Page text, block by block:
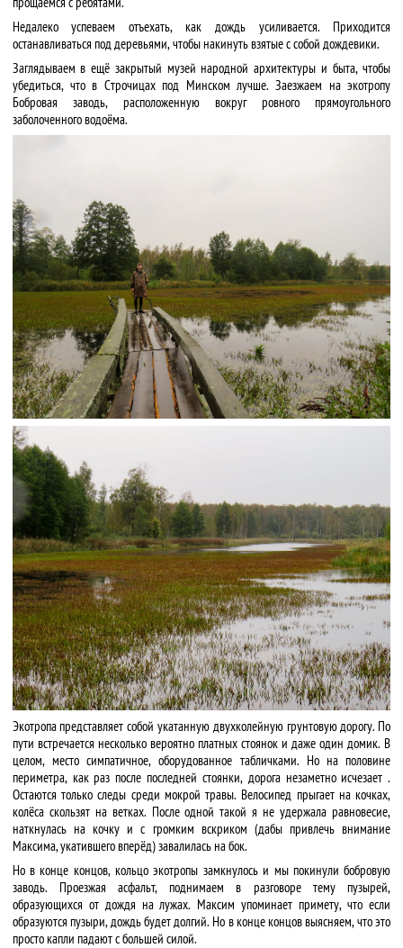
Недалеко успеваем отъехать, как дождь усиливается. Приходится
останавливаться под деревьями, чтобы накинуть взятые с собой дождевики.
Заглядываем в ещё закрытый музей народной архитектуры и быта, чтобы
убедиться, что в Строчицах под Минском лучше. Заезжаем на экотропу
Бобровая заводь, расположенную вокруг ровного прямоугольного
заболоченного водоёма.
Экотропа представляет собой укатанную двухколейную грунтовую дорогу. По
пути встречается несколько вероятно платных стоянок и даже один домик. В
целом, место симпатичное, оборудованное табличками. Но на половине
периметра, как раз после последней стоянки, дорога незаметно исчезает .
Остаются только следы среди мокрой травы. Велосипед прыгает на кочках,
колёса скользят на ветках. После одной такой я не удержала равновесие,
наткнулась на кочку и с громким вскриком (дабы привлечь внимание
Максима, укатившего вперёд) завалилась на бок.
Но в конце концов, кольцо экотропы замкнулось и мы покинули бобровую
заводь. Проезжая асфальт, поднимаем в разговоре тему пузырей,
образующихся от дождя на лужах. Максим упоминает примету, что если
образуются пузыри, дождь будет долгий. Но в конце концов выясняем, что это
просто капли падают с большей силой.